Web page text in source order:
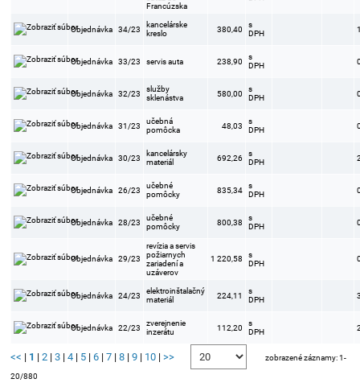
Francúzska
Objednávka 34/23
kancelárske
kreslo
380,40
s
DPH
Objednávka 33/23 servis auta 238,90
s
DPH
Objednávka 32/23
služby
sklenástva
580,00
s
DPH
Objednávka 31/23
učebná
pomôcka
48,03
s
DPH
Objednávka 30/23
kancelársky
materiál
692,26
s
DPH
Objednávka 26/23
učebné
pomôcky
835,34
s
DPH
Objednávka 28/23
učebné
pomôcky
800,38
s
DPH
Objednávka 29/23
revízia a servis
požiarnych
zariadení a
uzáverov
1 220,58
s
DPH
Objednávka 24/23
elektroinštalačný
materiál
224,11
s
DPH
Objednávka 22/23
zverejnenie
inzerátu
112,20
s
DPH
<< | 1 |2 |3 |4 | 5 |6 |7 |8 |9 | 10 |>> zobrazené záznamy: 1-
20/880